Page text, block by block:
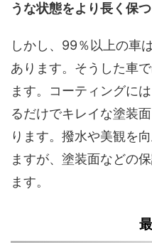
うな状態をより長く保
しかし、99％以上の車
あります。そうした車
ます。コーティングに
るだけでキレイな塗装
ります。撥水や美観を
ますが、塗装面などの
ます。